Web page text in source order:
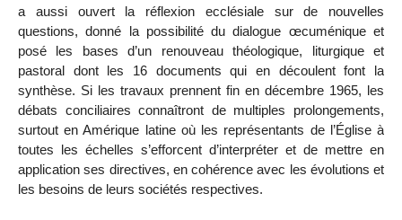
a aussi ouvert la réflexion ecclésiale sur de nouvelles
questions, donné la possibilité du dialogue œcuménique et
posé les bases d’un renouveau théologique, liturgique et
pastoral dont les 16 documents qui en découlent font la
synthèse. Si les travaux prennent fin en décembre 1965, les
débats conciliaires connaîtront de multiples prolongements,
surtout en Amérique latine où les représentants de l’Église à
toutes les échelles s’efforcent d’interpréter et de mettre en
application ses directives, en cohérence avec les évolutions et
les besoins de leurs sociétés respectives.